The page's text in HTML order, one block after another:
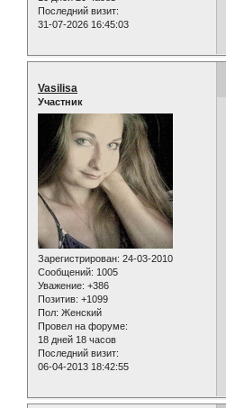
Последний визит:
31-07-2026 16:45:03
Vasilisa
Участник
Зарегистрирован: 24-03-2010
Сообщений: 1005
Уважение: +386
Позитив: +1099
Пол: Женский
Провел на форуме:
18 дней 18 часов
Последний визит:
06-04-2013 18:42:55